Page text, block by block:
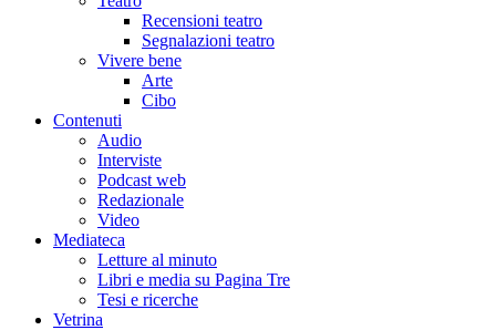
Recensioni teatro
Segnalazioni teatro
Vivere bene
Arte
Cibo
Contenuti
Audio
Interviste
Podcast web
Redazionale
Video
Mediateca
Letture al minuto
Libri e media su Pagina Tre
Tesi e ricerche
Vetrina